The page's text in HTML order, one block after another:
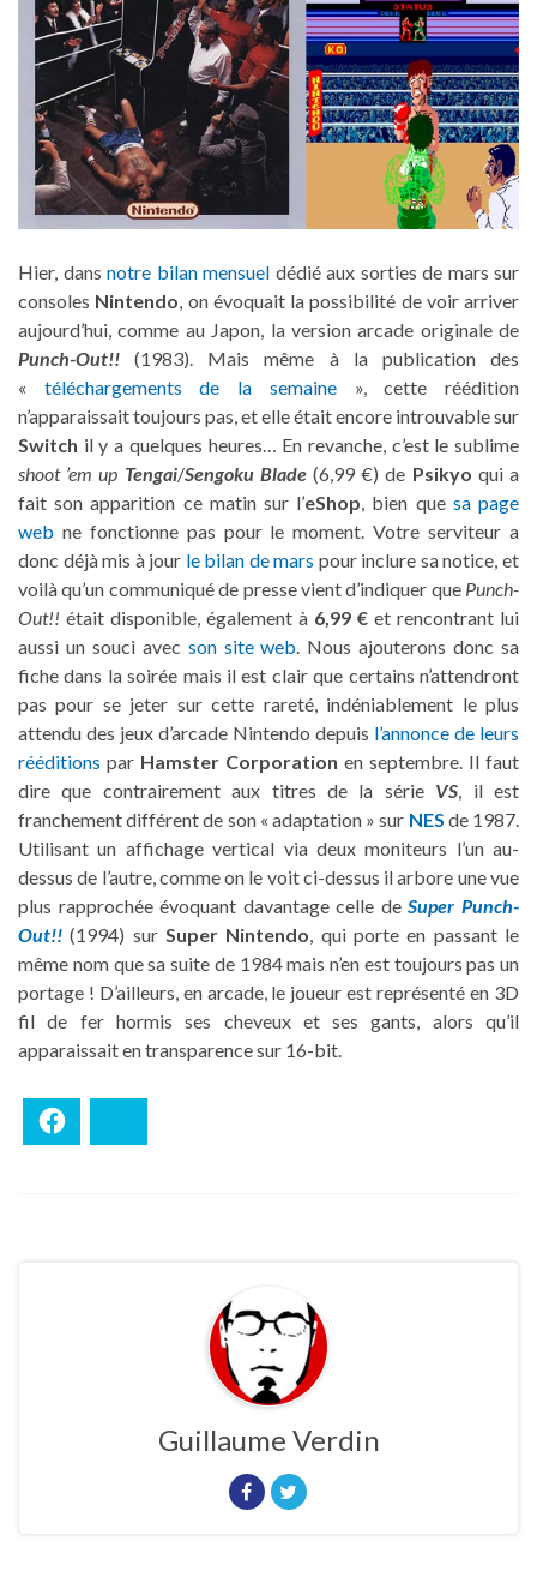
Hier, dans notre bilan mensuel dédié aux sorties de mars sur
consoles Nintendo , on évoquait la possibilité de voir arriver
aujourd’hui, comme au Japon, la version arcade originale de
Punch-Out!! (1983). Mais même à la publication des
« téléchargements de la semaine», cette réédition
n’apparaissait toujours pas, et elle était encore introuvable sur
Switch il y a quelques heures… En revanche, c’est le sublime
shoot ’em up Tengai/Sengoku Blade(6,99 €) de Psikyo qui a
fait son apparition ce matin sur l’eShop , bien que sa page
web ne fonctionne pas pour le moment. Votre serviteur a
donc déjà mis à jour le bilan de mars pour inclure sa notice, et
voilà qu’un communiqué de presse vient d’indiquer que Punch-
Out!! était disponible, également à 6,99 € et rencontrant lui
aussi un souci avec son site web . Nous ajouterons donc sa
fiche dans la soirée mais il est clair que certains n’attendront
pas pour se jeter sur cette rareté, indéniablement le plus
attendu des jeux d’arcade Nintendo depuis l’annonce de leurs
rééditions par Hamster Corporation en septembre. Il faut
dire que contrairement aux titres de la série VS , il est
franchement différent de son « adaptation » sur NES de 1987.
Utilisant un affichage vertical via deux moniteurs l’un au-
dessus de l’autre, comme on le voit ci-dessus il arbore une vue
plus rapprochée évoquant davantage celle deSuper Punch-
Out!! (1994) sur Super Nintendo , qui porte en passant le
même nom que sa suite de 1984 mais n’en est toujours pas un
portage ! D’ailleurs, en arcade, le joueur est représenté en 3D
fil de fer hormis ses cheveux et ses gants, alors qu’il
apparaissait en transparence sur 16-bit.
Guillaume Verdin